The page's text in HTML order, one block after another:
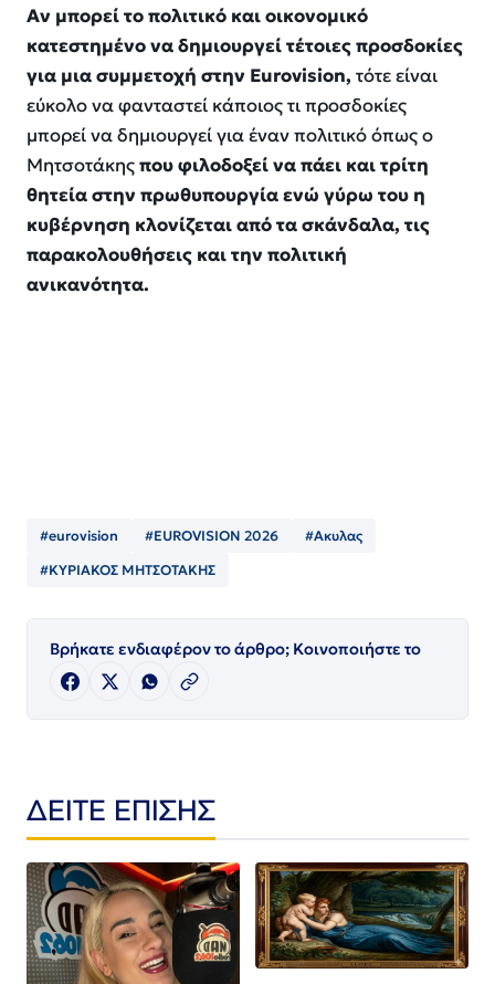
Αν μπορεί το πολιτικό και οικονομικό
κατεστημένο να δημιουργεί τέτοιες προσδοκίες
για μια συμμετοχή στην Eurovision, τότε είναι
εύκολο να φανταστεί κάποιος τι προσδοκίες
μπορεί να δημιουργεί για έναν πολιτικό όπως ο
Μητσοτάκηςπου φιλοδοξεί να πάει και τρίτη
θητεία στην πρωθυπουργία ενώ γύρω του η
κυβέρνηση κλονίζεται από τα σκάνδαλα, τις
παρακολουθήσεις και την πολιτική
ανικανότητα.
#eurovision #EUROVISION 2026 #Ακυλας
#ΚΥΡΙΑΚΟΣ ΜΗΤΣΟΤΑΚΗΣ
Βρήκατε ενδιαφέρον το άρθρο; Κοινοποιήστε το
ΔΕΙΤΕ ΕΠΙΣΗΣ